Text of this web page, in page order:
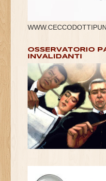
OSSERVATORIO
INVALIDANTI